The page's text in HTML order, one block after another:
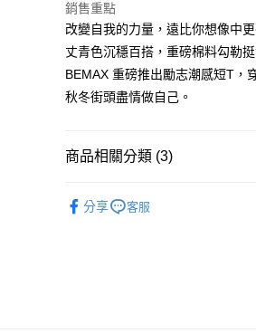
AFTEE先享後付
相關說明
【關於「AFTEE先享後付」】
AFTEE先享後付是「在收到商品之後
便利好安心！
１．簡單：不需註冊會員、不需綁卡、
付」結帳頁面，進行簡訊認證並確認
ATM付款
全家付款取貨
銷售重點
改變自我的力量，遠比你想像中更
丈青色沉穩百搭，重磅棉料勾勒
BEMAX 重磅推出勵志潮感短T，
秋冬街頭盡情做自己。
商品相關分類 (3)
分享 客服